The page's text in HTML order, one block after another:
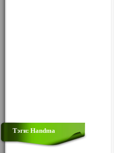
Тэги: Handma